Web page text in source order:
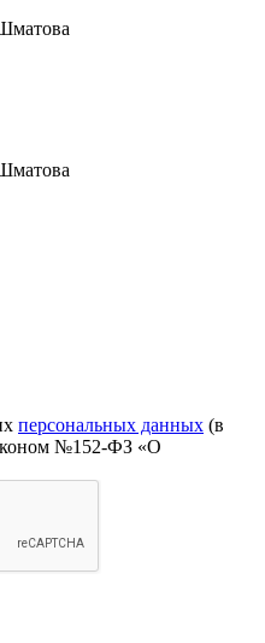
персональных данных (в
№152-ФЗ «О